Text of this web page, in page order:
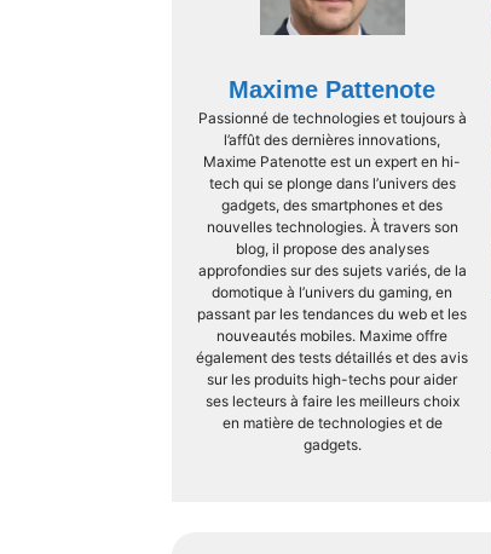
Maxime Pattenote
Passionné de technologies et toujours à
l’affût des dernières innovations,
Maxime Patenotte est un expert en hi-
tech qui se plonge dans l’univers des
gadgets, des smartphones et des
nouvelles technologies. À travers son
blog, il propose des analyses
approfondies sur des sujets variés, de la
domotique à l’univers du gaming, en
passant par les tendances du web et les
nouveautés mobiles. Maxime offre
également des tests détaillés et des avis
sur les produits high-techs pour aider
ses lecteurs à faire les meilleurs choix
en matière de technologies et de
gadgets.